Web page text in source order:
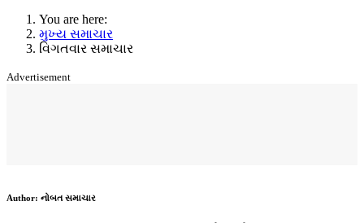
You are here:
મુખ્ય સમાચાર
વિગતવાર સમાચાર
Advertisement
Author: નોબત સમાચાર